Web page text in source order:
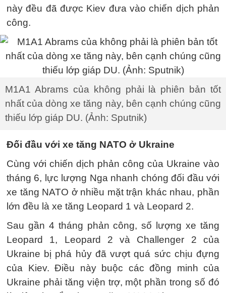
này đều đã được Kiev đưa vào chiến dịch phản
công.
M1A1 Abrams của không phải là phiên bản tốt
nhất của dòng xe tăng này, bên cạnh chúng cũng
thiếu lớp giáp DU. (Ảnh: Sputnik)
Đối đầu với xe tăng NATO ở Ukraine
Cùng với chiến dịch phản công của Ukraine vào
tháng 6, lực lượng Nga nhanh chóng đối đầu với
xe tăng NATO ở nhiều mặt trận khác nhau, phần
lớn đều là xe tăng Leopard 1 và Leopard 2.
Sau gần 4 tháng phản công, số lượng xe tăng
Leopard 1, Leopard 2 và Challenger 2 của
Ukraine bị phá hủy đã vượt quá sức chịu đựng
của Kiev. Điều này buộc các đồng minh của
Ukraine phải tăng viện trợ, một phần trong số đó